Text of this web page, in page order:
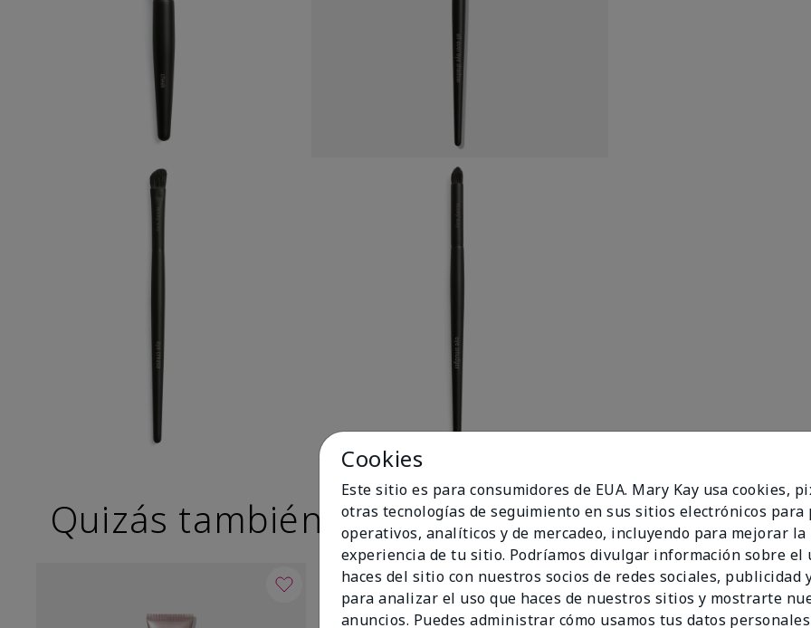
Quizás también te guste
Cookies
Este sitio es para consumidores de EUA. Mary Kay usa cookies,
otras tecnologías de seguimiento en sus sitios electrónicos para
operativos, analíticos y de mercadeo, incluyendo para mejorar la
experiencia de tu sitio. Podríamos divulgar información sobre el
haces del sitio con nuestros socios de redes sociales, publicidad
para analizar el uso que haces de nuestros sitios y mostrarte
anuncios. Puedes administrar cómo usamos tus datos